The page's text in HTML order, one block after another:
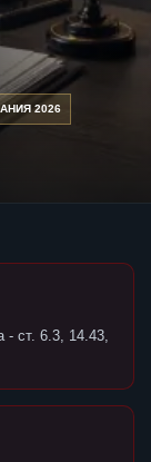
2026
- ст. 6.3, 14.43,